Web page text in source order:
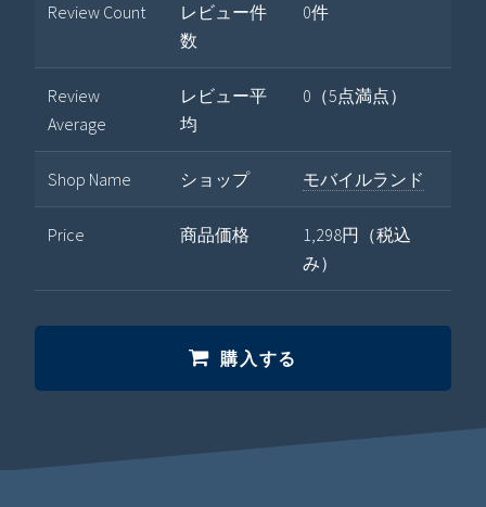
Review Count
レビュー件
数
0件
Review
Average
レビュー平
均
0（5点満点）
Shop Name ショップ モバイルランド
Price 商品価格
1,298円（税込
み）
購入する